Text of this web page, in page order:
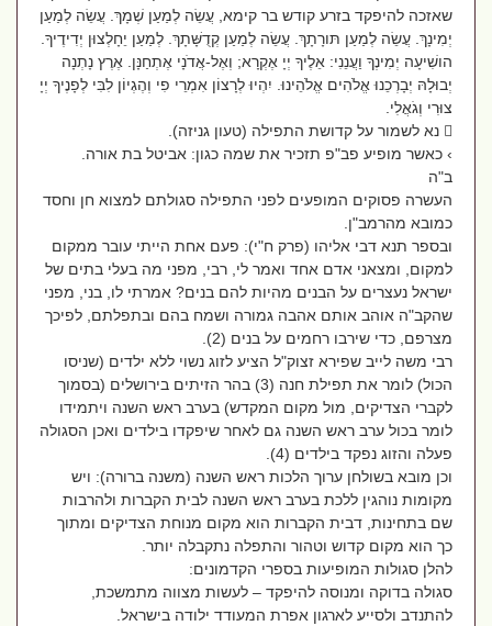
שאזכה להיפקד בזרע קודש בר קימא, עֲשֵׂה לְמַעַן שְׁמָךְ. עֲשֵׂה לְמַעַן
יְמִינָךְ. עֲשֵׂה לְמַעַן תּורָתָךְ. עֲשֵׂה לְמַעַן קְדֻשָּׁתָךְ. לְמַעַן יֵחָלְצוּן יְדִידֶיךָ.
הושִׁיעָה יְמִינְךָ וַעֲנֵנִי: אֵלֶיךָ יְיָ אֶקְרָא; וְאֶל-אֲדֹנָי אֶתְחַנָּן. אֶרֶץ נָתְנָה
יְבוּלָהּ יְבָרְכֵנוּ אֱלֹהִים אֱלֹהֵינוּ. יִהְיוּ לְרָצוֹן אִמְרֵי פִי וְהֶגְיוֹן לִבִּי לְפָנֶיךָ יְיָ
צוּרִי וְגֹאֲלִי.
› כאשר מופיע פב"פ תזכיר את שמה כגון: אביטל בת אורה.
ב"ה
העשרה פסוקים המופעים לפני התפילה סגולתם למצוא חן וחסד
כמובא מהרמב"ן.
ובספר תנא דבי אליהו (פרק ח"י): פעם אחת הייתי עובר ממקום
למקום, ומצאני אדם אחד ואמר לי, רבי, מפני מה בעלי בתים של
ישראל נעצרים על הבנים מהיות להם בנים? אמרתי לו, בני, מפני
שהקב"ה אוהב אותם אהבה גמורה ושמח בהם ובתפלתם, לפיכך
מצרפם, כדי שירבו רחמים על בנים (2).
רבי משה לייב שפירא זצוק"ל הציע לזוג נשוי ללא ילדים (שניסו
הכול) לומר את תפילת חנה (3) בהר הזיתים בירושלים (בסמוך
לקברי הצדיקים, מול מקום המקדש) בערב ראש השנה ויתמידו
לומר בכול ערב ראש השנה גם לאחר שיפקדו בילדים ואכן הסגולה
פעלה והזוג נפקד בילדים (4).
וכן מובא בשולחן ערוך הלכות ראש השנה (משנה ברורה): ויש
מקומות נוהגין ללכת בערב ראש השנה לבית הקברות ולהרבות
שם בתחינות, דבית הקברות הוא מקום מנוחת הצדיקים ומתוך
כך הוא מקום קדוש וטהור והתפלה נתקבלה יותר.
להלן סגולות המופיעות בספרי הקדמונים:
סגולה בדוקה ומנוסה להיפקד – לעשות מצווה מתמשכת,
להתנדב ולסייע לארגון אפרת המעודד ילודה בישראל.